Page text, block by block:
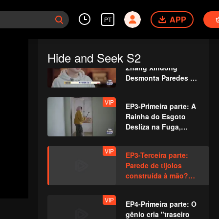
PT APP
Hide and Seek S2
Zhang Xindong perde
o controle.
Que esforço incrível!
Jogadores se
próprias mãos?
EP2-Terceira parte:
Zhang Xindong
Desmonta Paredes de
Jogadores
VIP
EP3-Primeira parte: A
Rainha do Esgoto
Desliza na Fuga,
Boquiabertos
VIP
EP3-Terceira parte:
Parede de tijolos
construída à mão?
Zhang Xindong é
busca noturna!
VIP
EP4-Primeira parte: O
gênio cria "traseiro